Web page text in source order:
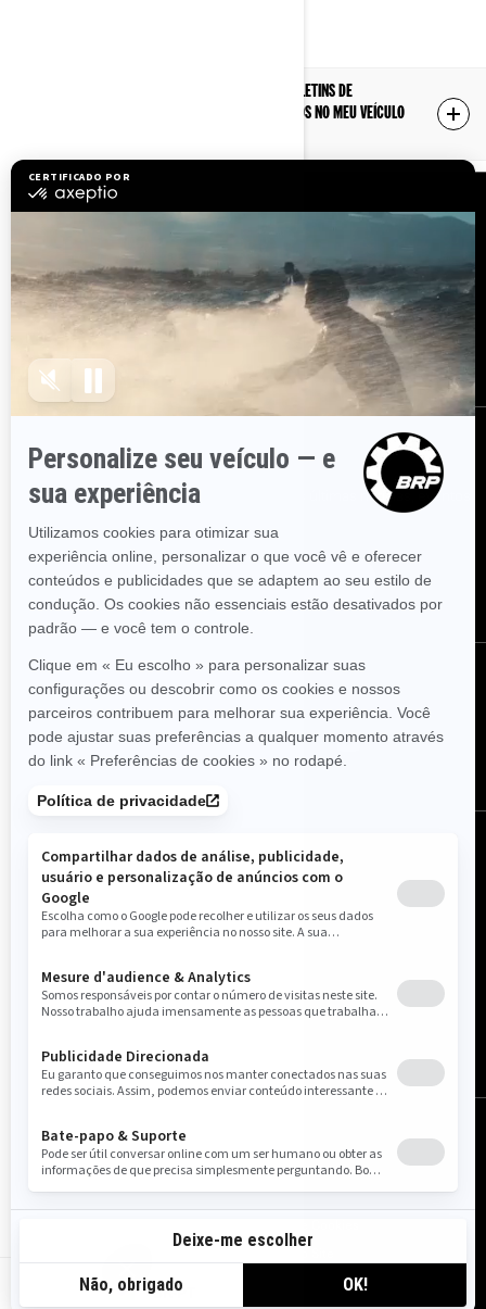
BR-PT
Como faço para procurar se existem boletins de
segurança pendentes a serem executados no meu veículo
RECURSOS
Precisa de ajuda?
Carreiras
Junte-se à rede de
revendedores da BRP
BRP Experiences
ASSINE
Inscreva-se em nossos e-mails.
Receba as últimas notícias, eventos
ASSINE
SIGA-NOS
Brasil (português)
© BRP 2003-2026
Acessibilidade
Mapa do Site
Configurações de cookies